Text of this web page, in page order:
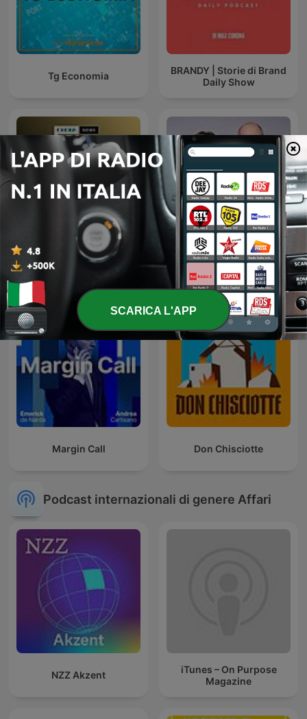
Tg Economia
BRANDY | Storie di Brand
Daily Show
Black Box - La scatola
nera della finanza
Plusminus. Mehr als nur
Wirtschaft.
Margin Call Don Chisciotte
Podcast internazionali di genere Affari
NZZ Akzent
iTunes – On Purpose
Magazine
SCARICA L'APP